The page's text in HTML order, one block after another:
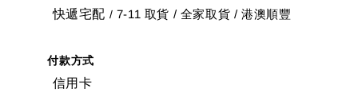
快遞宅配 / 7-11 取貨 / 全家取貨 / 港澳順豐
付款方式
信用卡